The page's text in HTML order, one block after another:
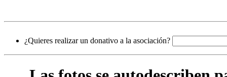
¿Quieres realizar un donativo a la asociación?